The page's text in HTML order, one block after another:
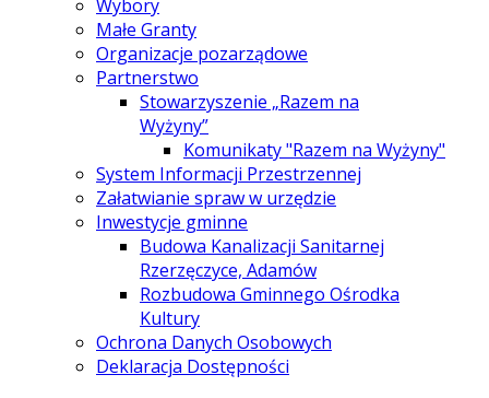
Wybory
Małe Granty
Organizacje pozarządowe
Partnerstwo
Stowarzyszenie „Razem na
Wyżyny”
Komunikaty "Razem na Wyżyny"
System Informacji Przestrzennej
Załatwianie spraw w urzędzie
Inwestycje gminne
Budowa Kanalizacji Sanitarnej
Rzerzęczyce, Adamów
Rozbudowa Gminnego Ośrodka
Kultury
Ochrona Danych Osobowych
Deklaracja Dostępności